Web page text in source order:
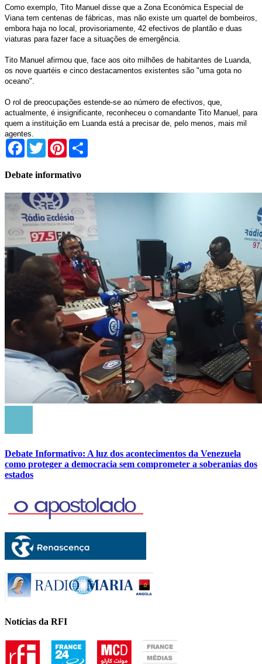
Como exemplo, Tito Manuel disse que a Zona Económica Especial de
Viana tem centenas de fábricas, mas não existe um quartel de bombeiros,
embora haja no local, provisoriamente, 42 efectivos de plantão e duas
viaturas para fazer face a situações de emergência.
Tito Manuel afirmou que, face aos oito milhões de habitantes de Luanda,
os nove quartéis e cinco destacamentos existentes são "uma gota no
oceano".
O rol de preocupações estende-se ao número de efectivos, que,
actualmente, é insignificante, reconheceu o comandante Tito Manuel, para
quem a instituição em Luanda está a precisar de, pelo menos, mais mil
agentes.
Facebook
TwitterPinterest
Debate informativo
Debate Informativo: A luz dos acontecimentos da Venezuela
como proteger a democracia sem comprometer a soberanias dos
estados
Notícias da RFI